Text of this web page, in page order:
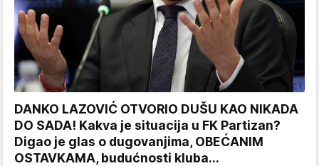
DANKO LAZOVIĆ OTVORIO DUŠU KAO NIKADA
DO SADA! Kakva je situacija u FK Partizan?
Digao je glas o dugovanjima, OBEĆANIM
OSTAVKAMA, budućnosti kluba...